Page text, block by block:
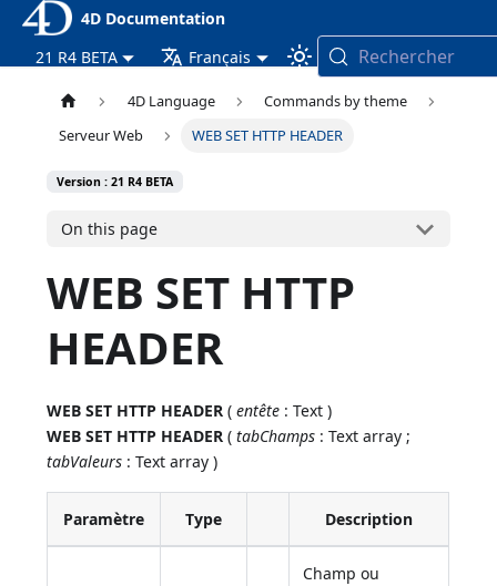
4D Documentation
21 R4 BETA
Français Rechercher
4D Language
Commands by theme
Serveur Web
WEB SET HTTP HEADER
Version : 21 R4 BETA
On this page
WEB SET HTTP
HEADER
WEB SET HTTP HEADER (entête : Text )
WEB SET HTTP HEADER (tabChamps : Text array ;
tabValeurs : Text array )
Paramètre Type Description
Champ ou